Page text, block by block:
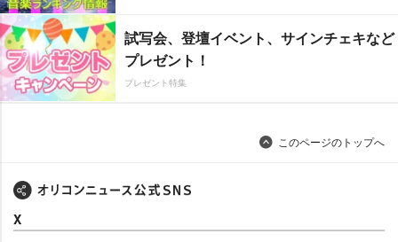
試写会、登壇イベント、サインチェキなど
プレゼント！
プレゼント特集
このページのトップへ
X